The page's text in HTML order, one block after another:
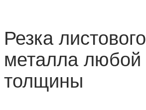
Резка листового
металла любой
толщины